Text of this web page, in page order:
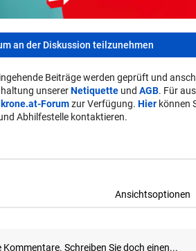
an der Diskussion teilzunehmen
Beiträge werden geprüft und
unsererNetiquette und AGB. Für
krone.at-Forumzur Verfügung. Hier können
Abhilfestelle kontaktieren.